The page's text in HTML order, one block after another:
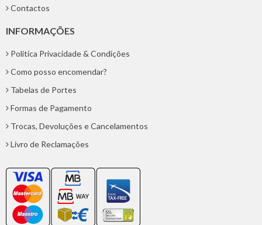
Contactos
INFORMAÇÕES
Politica Privacidade & Condições
Como posso encomendar?
Tabelas de Portes
Formas de Pagamento
Trocas, Devoluções e Cancelamentos
Livro de Reclamações